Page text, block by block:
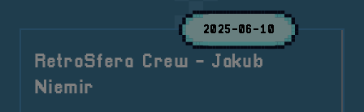
2025-06-10
RetroSfera Crew - Jakub
Niemir